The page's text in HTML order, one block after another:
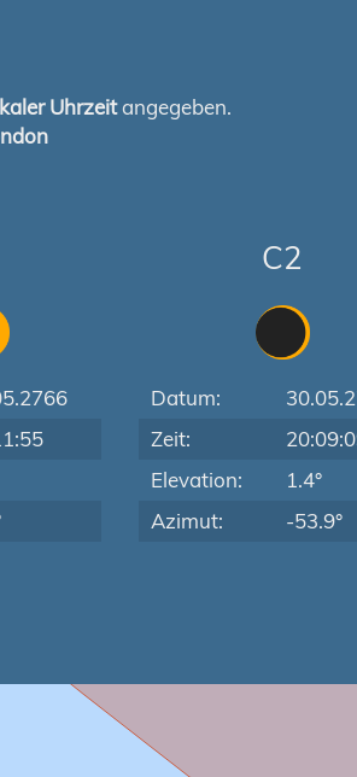
Uhrzeitangegeben.
C2
Datum:
Zeit:
Elevation:
1.4°
Azimut:
-53.9°